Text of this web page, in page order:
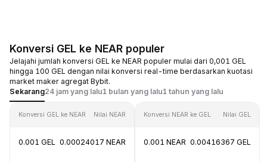
Konversi GEL ke NEAR populer
Jelajahi jumlah konversi GEL ke NEAR populer mulai dari 0,001 GEL
hingga 100 GEL dengan nilai konversi real-time berdasarkan kuotasi
market maker agregat Bybit.
Sekarang24 jam yang lalu1 bulan yang lalu1 tahun yang lalu
Konversi GEL ke NEAR Nilai NEAR
0.001 GEL 0.00024017 NEAR
Konversi NEAR ke GEL Nilai GEL
0.001 NEAR 0.00416367 GEL